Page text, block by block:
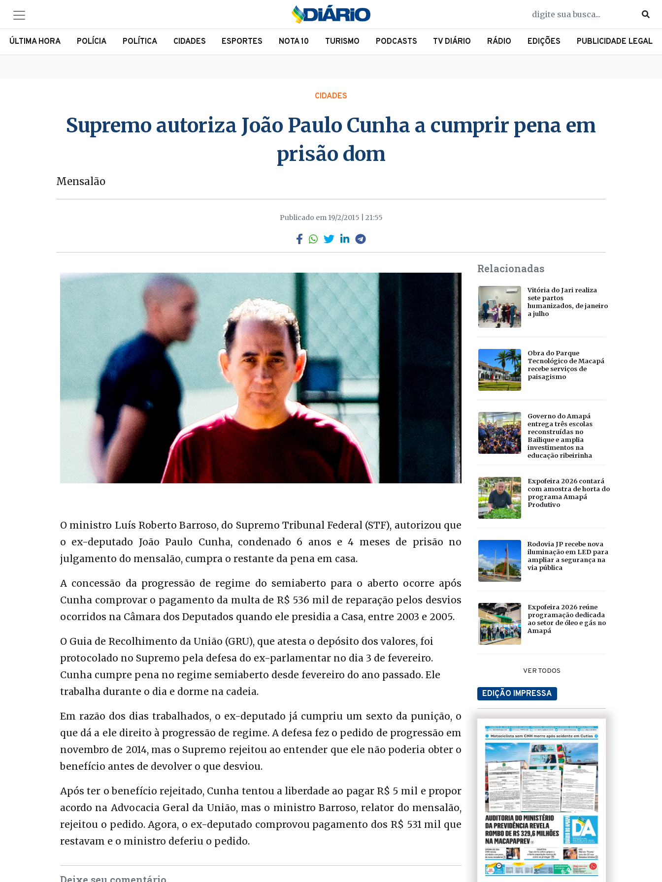
ÚLTIMA HORA POLÍCIA POLÍTICA CIDADES ESPORTES NOTA 10 TURISMO PODCASTS TV DIÁRIO RÁDIO EDIÇÕES PUBLICIDADE LEGAL
CIDADES
Supremo autoriza João Paulo Cunha a cumprir pena em
prisão dom
Mensalão
Publicado em 19/2/2015 | 21:55
O ministro Luís Roberto Barroso, do Supremo Tribunal Federal (STF), autorizou que
o ex-deputado João Paulo Cunha, condenado 6 anos e 4 meses de prisão no
julgamento do mensalão, cumpra o restante da pena em casa.
A concessão da progressão de regime do semiaberto para o aberto ocorre após
Cunha comprovar o pagamento da multa de R$ 536 mil de reparação pelos desvios
ocorridos na Câmara dos Deputados quando ele presidia a Casa, entre 2003 e 2005.
O Guia de Recolhimento da União (GRU), que atesta o depósito dos valores, foi
protocolado no Supremo pela defesa do ex-parlamentar no dia 3 de fevereiro.
Cunha cumpre pena no regime semiaberto desde fevereiro do ano passado. Ele
trabalha durante o dia e dorme na cadeia.
Em razão dos dias trabalhados, o ex-deputado já cumpriu um sexto da punição, o
que dá a ele direito à progressão de regime. A defesa fez o pedido de progressão em
novembro de 2014, mas o Supremo rejeitou ao entender que ele não poderia obter o
benefício antes de devolver o que desviou.
Após ter o benefício rejeitado, Cunha tentou a liberdade ao pagar R$ 5 mil e propor
acordo na Advocacia Geral da União, mas o ministro Barroso, relator do mensalão,
rejeitou o pedido. Agora, o ex-deputado comprovou pagamento dos R$ 531 mil que
restavam e o ministro deferiu o pedido.
Relacionadas
Vitória do Jari realiza
sete partos
humanizados, de janeiro
a julho
Obra do Parque
Tecnológico de Macapá
recebe serviços de
paisagismo
Governo do Amapá
entrega três escolas
reconstruídas no
Bailique e amplia
investimentos na
educação ribeirinha
Expofeira 2026 contará
com amostra de horta do
programa Amapá
Produtivo
Rodovia JP recebe nova
iluminação em LED para
ampliar a segurança na
via pública
Expofeira 2026 reúne
programação dedicada
ao setor de óleo e gás no
Amapá
VER TODOS
EDIÇÃO IMPRESSA